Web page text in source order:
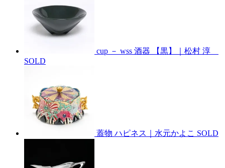
cup － wss 酒器 【黒】｜松村 淳
SOLD
蓋物 ハピネス｜水元かよこ SOLD